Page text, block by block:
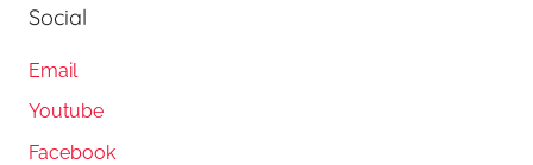
Social
Email
Youtube
Facebook